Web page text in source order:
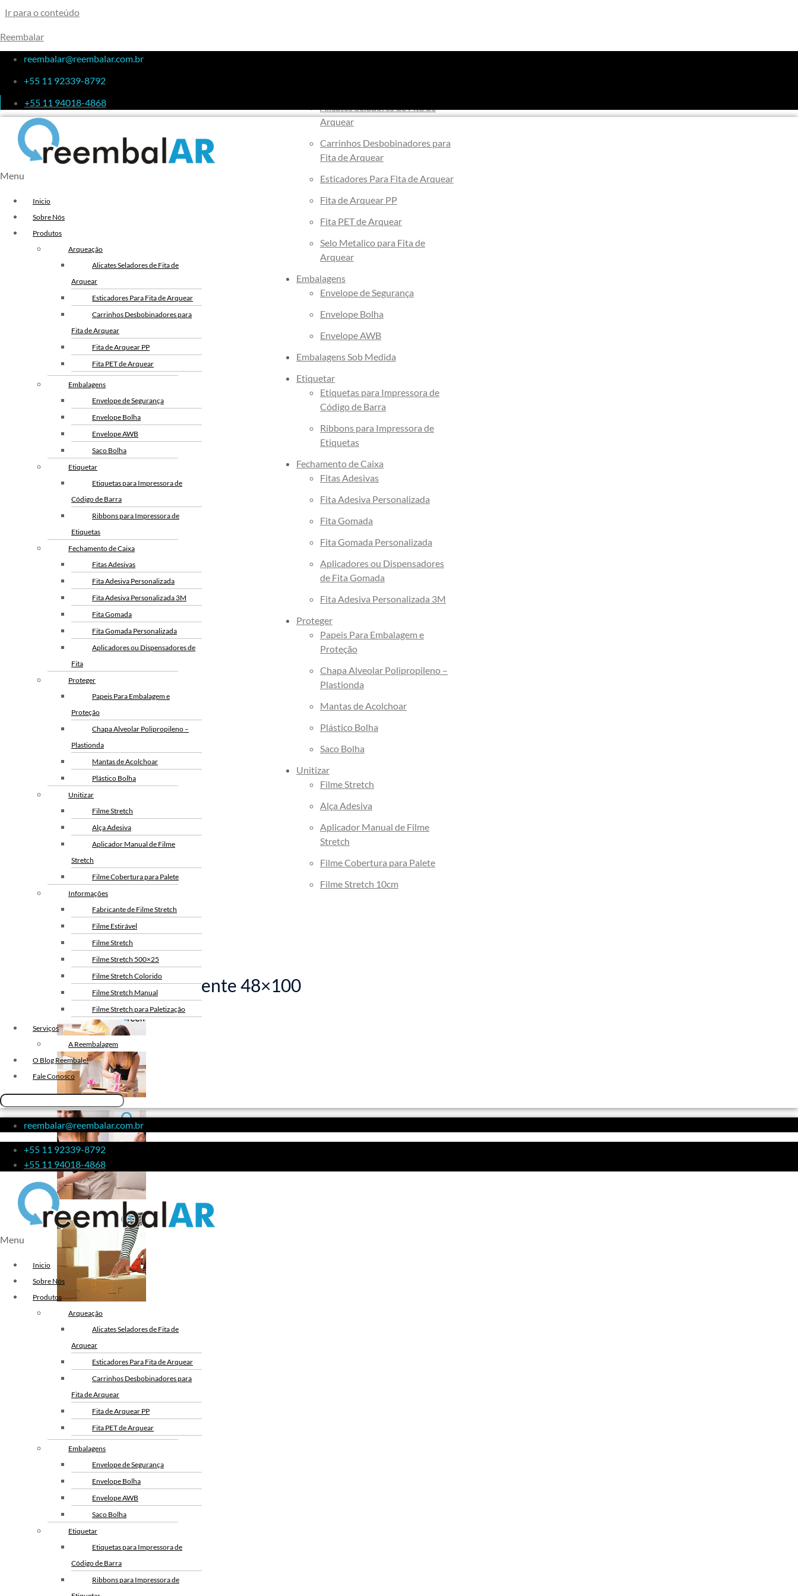
Ir para o conteúdo
Reembalar
reembalar@reembalar.com.br
+55 11 92339-8792
+55 11 94018-4868
Menu
Inicio
Sobre Nós
Produtos
Arqueação
Alicates Seladores de Fita de
Arquear
Esticadores Para Fita de Arquear
Carrinhos Desbobinadores para
Fita de Arquear
Fita de Arquear PP
Fita PET de Arquear
Arquear
Embalagens
Envelope de Segurança
Envelope Bolha
Envelope AWB
Saco Bolha
Etiquetar
Etiquetas para Impressora de
Código de Barra
Ribbons para Impressora de
Etiquetas
Fechamento de Caixa
Fitas Adesivas
Fita Adesiva Personalizada
Fita Adesiva Personalizada 3M
Fita Gomada
Fita Gomada Personalizada
Aplicadores ou Dispensadores de
Fita
Proteger
Papeis Para Embalagem e
Proteção
Chapa Alveolar Polipropileno –
Plastionda
Mantas de Acolchoar
Plástico Bolha
Unitizar
Filme Stretch
Alça Adesiva
Aplicador Manual de Filme
Stretch
Filme Cobertura para Palete
Informações
Fabricante de Filme Stretch
Filme Estirável
Filme Stretch
Filme Stretch 500×25
Filme Stretch Colorido
Filme Stretch Manual
Filme Stretch para Paletização
Filme Stretch sem Tubete
Filme Stretch Preto
Fita de Arquear PET
Fita de Arquear 10mm
Fita de Arquear
Fita Adesiva Transparente
48×50
Fita Adesiva
Fita Adesiva Personalizada
Fita Adesiva Personalizada com
Fita Adesiva Personalizada em
Pequena Quantidade
Fita Adesiva Personalizada no
Atacado
Fita Adesiva Personalizada para
48×100
Fita Adesiva Transparente
Fita de Arquear
Fita de Arquear 10mm
Fita de Arquear 13mm
Fita de Arquear 16mm
Fita de Arquear PET
Fita de Arquear Phoenix
Selo para Fita de Arquear
Preço da Fita Gomada
Personalizada
Preço da Fita Gomada
Fita Gomada Personalizada
Fita Gomada de Papel
Serviços
A Reembalagem
O Blog Reembale!
Fale Conosco
reembalar@reembalar.com.br
+55 11 92339-8792
+55 11 94018-4868
Menu
Inicio
Sobre Nós
Produtos
Arqueação
Alicates Seladores de Fita de
Arquear
Esticadores Para Fita de Arquear
Carrinhos Desbobinadores para
Fita de Arquear
Fita de Arquear PP
Fita PET de Arquear
Arquear
Embalagens
Envelope de Segurança
Envelope Bolha
Envelope AWB
Saco Bolha
Etiquetar
Etiquetas para Impressora de
Código de Barra
Ribbons para Impressora de
Alicates Seladores de Fita de
Arquear
Carrinhos Desbobinadores para
Fita de Arquear
Esticadores Para Fita de Arquear
Fita de Arquear PP
Fita PET de Arquear
Selo Metalico para Fita de
Arquear
Embalagens
Envelope de Segurança
Envelope Bolha
Envelope AWB
Embalagens Sob Medida
Etiquetar
Etiquetas para Impressora de
Código de Barra
Ribbons para Impressora de
Etiquetas
Fechamento de Caixa
Fitas Adesivas
Fita Adesiva Personalizada
Fita Gomada
Fita Gomada Personalizada
Aplicadores ou Dispensadores
de Fita Gomada
Fita Adesiva Personalizada 3M
Proteger
Papeis Para Embalagem e
Proteção
Chapa Alveolar Polipropileno –
Plastionda
Mantas de Acolchoar
Plástico Bolha
Saco Bolha
Unitizar
Filme Stretch
Alça Adesiva
Aplicador Manual de Filme
Stretch
Filme Cobertura para Palete
Filme Stretch 10cm
Fita Adesiva Transparente 48×100